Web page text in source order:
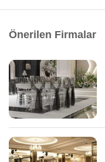
Önerilen Firmalar